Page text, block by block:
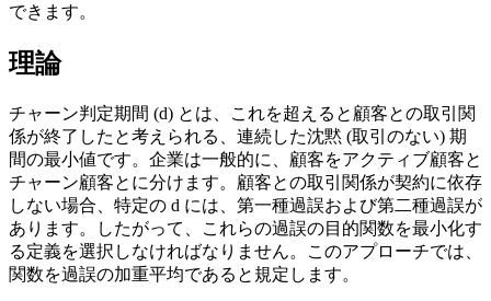
できます。
理論
チャーン判定期間 (d) とは、これを超えると顧客との取引関
係が終了したと考えられる、連続した沈黙 (取引のない) 期
間の最小値です。企業は一般的に、顧客をアクティブ顧客と
チャーン顧客とに分けます。顧客との取引関係が契約に依存
しない場合、特定の d には、第一種過誤および第二種過誤が
あります。したがって、これらの過誤の目的関数を最小化す
る定義を選択しなければなりません。このアプローチでは、
関数を過誤の加重平均であると規定します。